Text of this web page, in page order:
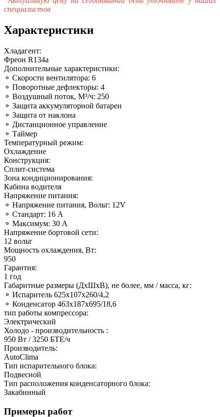
специалистов
Характеристики
Хладагент:
Фреон R134a
Дополнительные характеристики:
⚬ Скорости вентилятора: 6
⚬ Поворотные дефлекторы: 4
⚬ Воздушный поток, М³/ч: 250
⚬ Защита аккумуляторной батареи
⚬ Защита от наклона
⚬ Дистанционное управление
⚬ Таймер
Температурный режим:
Охлаждение
Конструкция:
Сплит-система
Зона кондиционирования:
Кабина водителя
Напряжение питания:
⚬ Напряжение питания, Вольт: 12V
⚬ Стандарт: 16 А
⚬ Максимум: 30 А
Напряжение бортовой сети:
12 вольт
Мощность охлаждения, Вт:
950
Гарантия:
1 год
Габаритные размеры (ДхШхВ), не более, мм / масса, кг:
⚬ Испаритель 625х107х260/4,2
⚬ Конденсатор 463х187х695/18,6
тип работы компрессора:
Электрический
Холодо - производительность :
950 Вт / 3250 БТЕ/ч
Производитель:
AutoClima
Тип испарительного блока:
Подвесной
Тип расположения конденсаторного блока:
Закабинный
Примеры работ